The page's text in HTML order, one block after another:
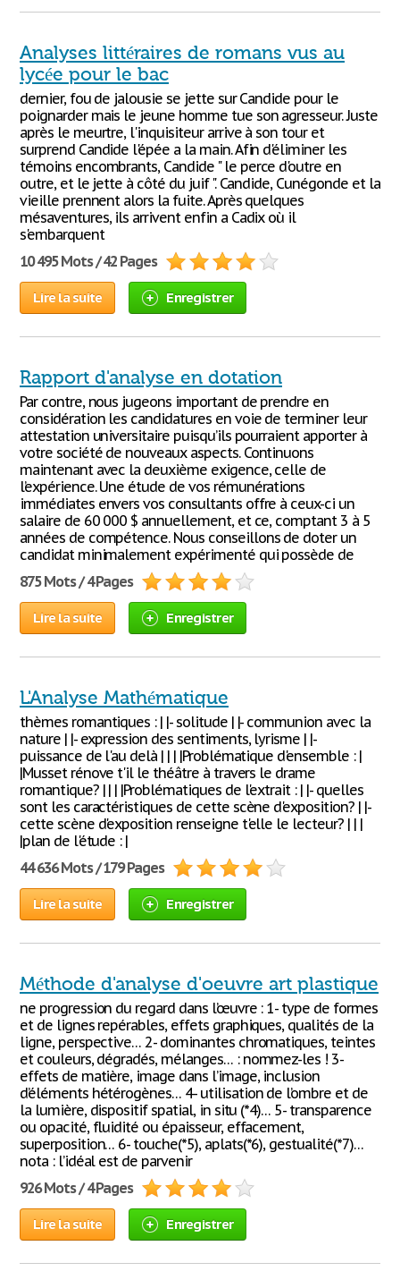
Analyses littéraires de romans vus au
lycée pour le bac
dernier, fou de jalousie se jette sur Candide pour le
poignarder mais le jeune homme tue son agresseur. Juste
après le meurtre, l'inquisiteur arrive à son tour et
surprend Candide l'épée a la main. Afin d'éliminer les
témoins encombrants, Candide " le perce d'outre en
outre, et le jette à côté du juif ". Candide, Cunégonde et la
vieille prennent alors la fuite. Après quelques
mésaventures, ils arrivent enfin a Cadix où il
s'embarquent
10 495 Mots / 42 Pages
Lire la suite Enregistrer
Rapport d'analyse en dotation
Par contre, nous jugeons important de prendre en
considération les candidatures en voie de terminer leur
attestation universitaire puisqu’ils pourraient apporter à
votre société de nouveaux aspects. Continuons
maintenant avec la deuxième exigence, celle de
l’expérience. Une étude de vos rémunérations
immédiates envers vos consultants offre à ceux-ci un
salaire de 60 000 $ annuellement, et ce, comptant 3 à 5
années de compétence. Nous conseillons de doter un
candidat minimalement expérimenté qui possède de
875 Mots / 4 Pages
Lire la suite Enregistrer
L'Analyse Mathématique
thèmes romantiques : | |- solitude | |- communion avec la
nature | |- expression des sentiments, lyrisme | |-
puissance de l'au delà | | | |Problématique d'ensemble : |
|Musset rénove t'il le théâtre à travers le drame
romantique? | | | |Problématiques de l'extrait : | |- quelles
sont les caractéristiques de cette scène d'exposition? | |-
cette scène d'exposition renseigne t'elle le lecteur? | | |
|plan de l'étude : |
44 636 Mots / 179 Pages
Lire la suite Enregistrer
Méthode d'analyse d'oeuvre art plastique
ne progression du regard dans l’œuvre : 1- type de formes
et de lignes repérables, effets graphiques, qualités de la
ligne, perspective… 2- dominantes chromatiques, teintes
et couleurs, dégradés, mélanges… : nommez-les ! 3-
effets de matière, image dans l’image, inclusion
d’éléments hétérogènes… 4- utilisation de l’ombre et de
la lumière, dispositif spatial, in situ (*4)… 5- transparence
ou opacité, fluidité ou épaisseur, effacement,
superposition… 6- touche(*5), aplats(*6), gestualité(*7)…
nota : l’idéal est de parvenir
926 Mots / 4 Pages
Lire la suite Enregistrer